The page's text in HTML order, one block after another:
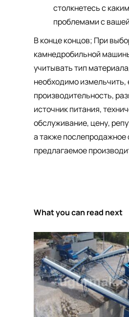
столкнетесь с
проблемами с
В конце концов; При
камнедробильной
учитывать тип
необходимо измельчить,
производительность,
источник питания,
обслуживание, цену,
а также послепродажное
предлагаемое
What you can read next